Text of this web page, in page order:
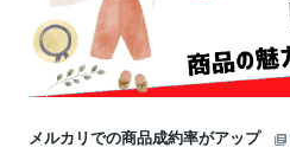
メルカリでの商品成約率がアップ